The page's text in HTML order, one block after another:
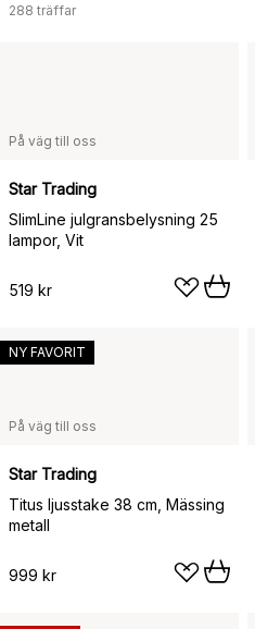
288 träffar
På väg till oss
Star Trading
SlimLine julgransbelysning 25
lampor, Vit
519 kr
På väg till oss
Star Trading
Titus ljusstake 38 cm, Mässing
metall
999 kr
NY FAVORIT